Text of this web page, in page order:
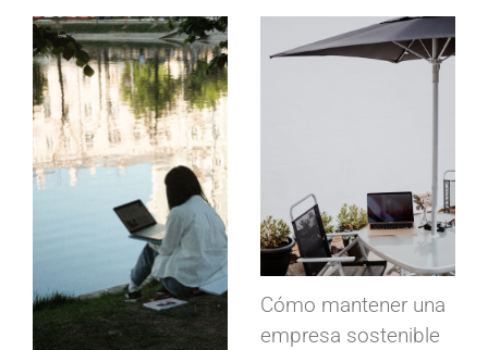
Cómo mantener una
empresa sostenible